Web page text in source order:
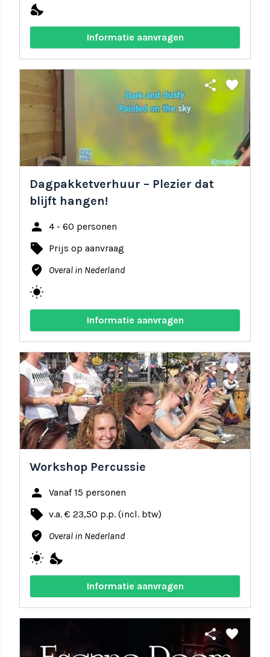
nights_stay
Informatie aanvragen
share favorite
Dagpakketverhuur – Plezier dat
blijft hangen!
person 4 - 60 personen
local_offer Prijs op aanvraag
where_to_vote Overal in Nederland
wb_sunny
Informatie aanvragen
share favorite
Workshop Percussie
person Vanaf 15 personen
local_offer v.a. € 23,50 p.p. (incl. btw)
where_to_vote Overal in Nederland
wb_sunny nights_stay
Informatie aanvragen
share favorite